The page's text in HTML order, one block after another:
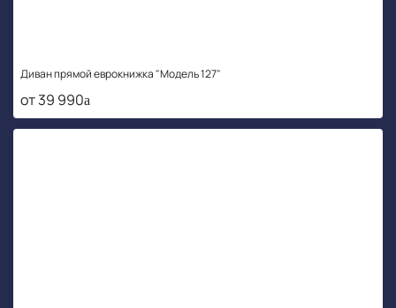
Диван прямой еврокнижка "Модель 127"
от 39 990